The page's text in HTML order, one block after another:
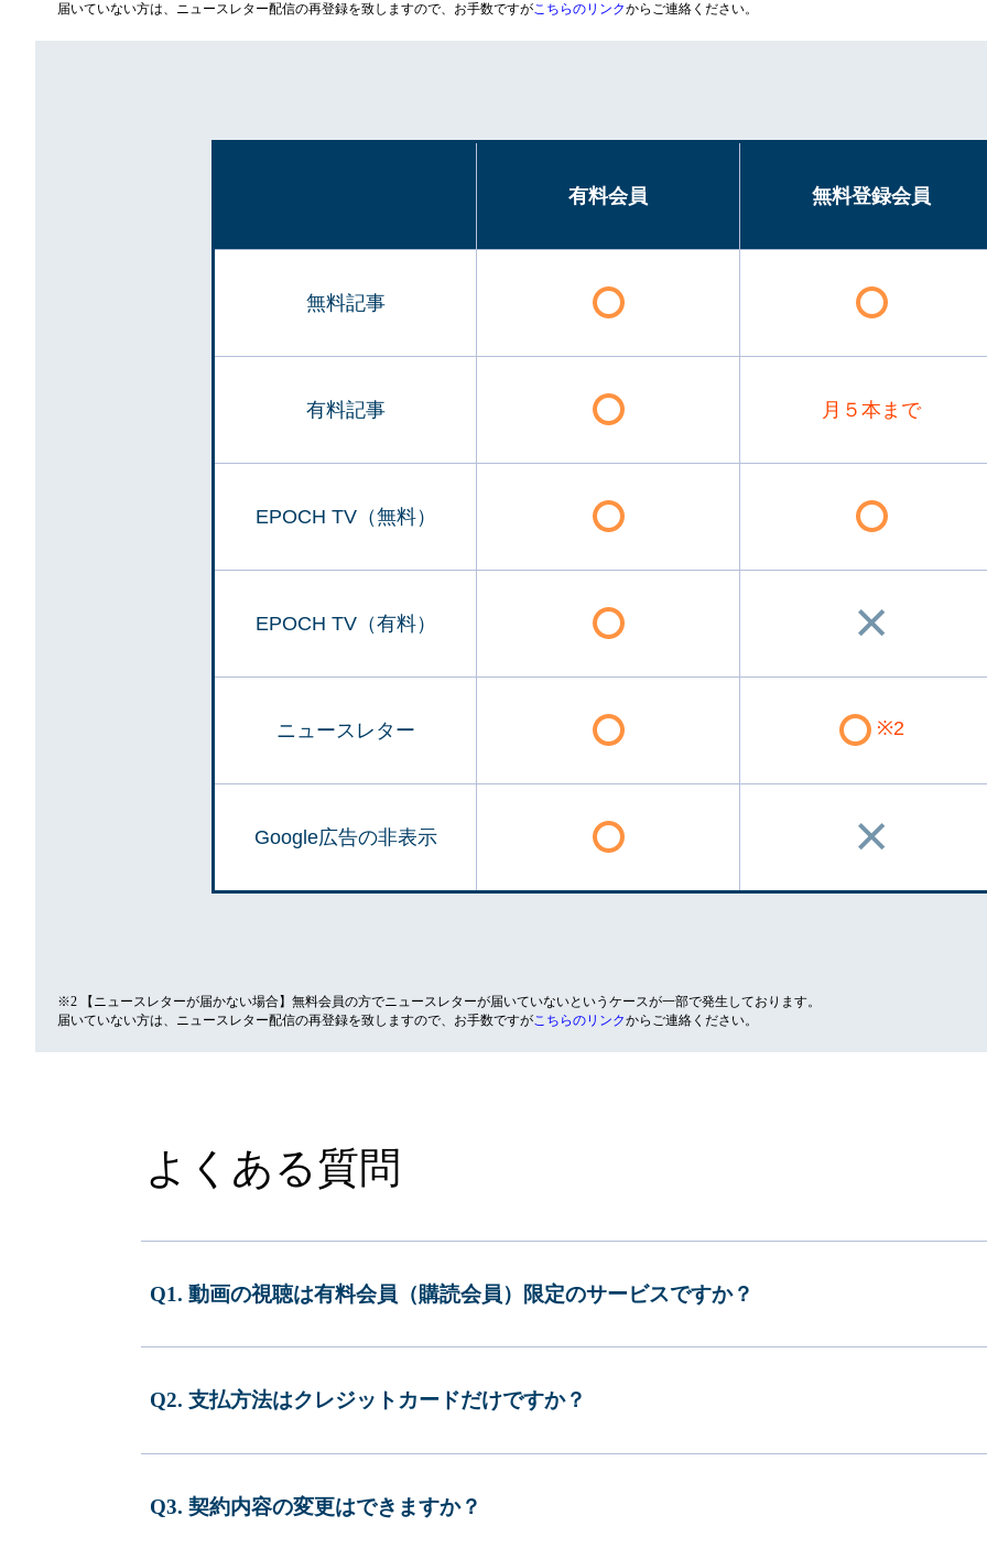
届いていない方は、ニュースレター配信の再登録を致しますので、お手数ですがこちらのリンクからご連絡ください。
有料会員 無料登録会員
無料記事
有料記事 月５本まで
EPOCH TV（無料）
EPOCH TV（有料）
ニュースレター ※2
Google広告の非表示
※2 【ニュースレターが届かない場合】無料会員の方でニュースレターが届いていないというケースが一部で発生しております。
届いていない方は、ニュースレター配信の再登録を致しますので、お手数ですがこちらのリンクからご連絡ください。
よくある質問
Q1. 動画の視聴は有料会員（購読会員）限定のサービスですか？
Q2. 支払方法はクレジットカードだけですか？
Q3. 契約内容の変更はできますか？